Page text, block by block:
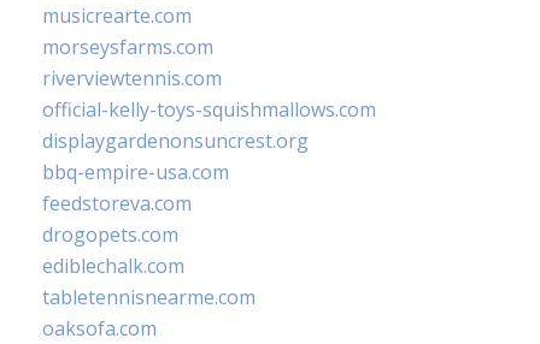
musicrearte.com
morseysfarms.com
riverviewtennis.com
official-kelly-toys-squishmallows.com
displaygardenonsuncrest.org
bbq-empire-usa.com
feedstoreva.com
drogopets.com
ediblechalk.com
tabletennisnearme.com
oaksofa.com